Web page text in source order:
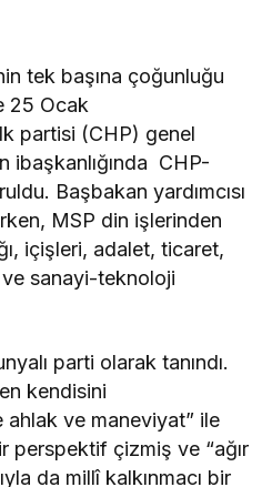
tek başına çoğunluğu
25 Ocak
partisi (CHP) genel
ibaşkanlığında CHP-
Başbakan yardımcısı
MSP din işlerinden
içişleri, adalet, ticaret,
ve sanayi-teknoloji
parti olarak tanındı.
kendisini
ahlak ve maneviyat” ile
perspektif çizmiş ve “ağır
da millî kalkınmacı bir